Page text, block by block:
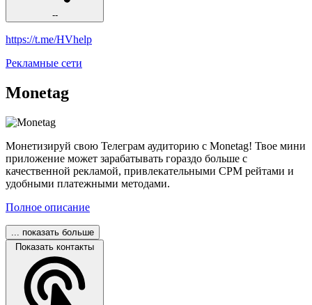
--
https://t.me/HVhelp
Рекламные сети
Monetag
Монетизируй свою Телеграм аудиторию с Monetag! Твое мини
приложение может зарабатывать гораздо больше с
качественной рекламой, привлекательными CPM рейтами и
удобными платежными методами.
Полное описание
... показать больше
Показать контакты